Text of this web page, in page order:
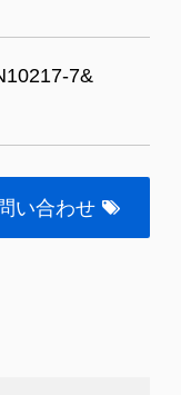
7&
い合わせ